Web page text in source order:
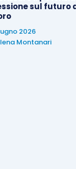
sul futuro
2026
Montanari